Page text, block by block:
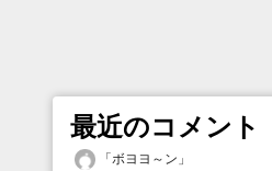
最近のコメント
「ボヨヨ～ン 」